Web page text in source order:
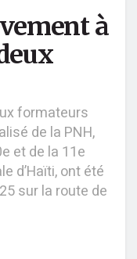
à
formateurs
de la PNH,
et de la 11e
d’Haïti, ont été
sur la route de